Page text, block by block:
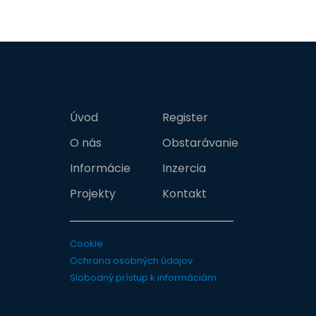
Úvod
O nás
Informácie
Projekty
Register
Obstarávanie
Inzercia
Kontakt
Cookie
Ochrana osobných údajov
Slobodný prístup k informáciám